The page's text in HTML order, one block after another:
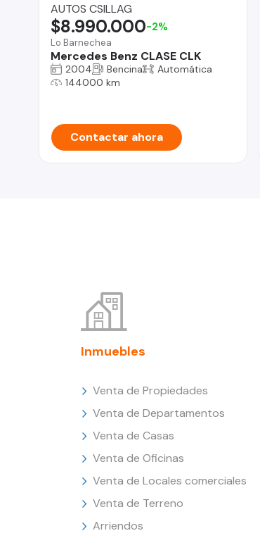
AUTOS CSILLAG
Lo Barnechea
Mercedes Benz CLASE CLK
$8.990.000-2%
2004 Bencina
Automática
144000 km
Contactar ahora
Inmuebles
Venta de Propiedades
Venta de Departamentos
Venta de Casas
Venta de Oficinas
Venta de Locales comerciales
Venta de Terreno
Arriendos